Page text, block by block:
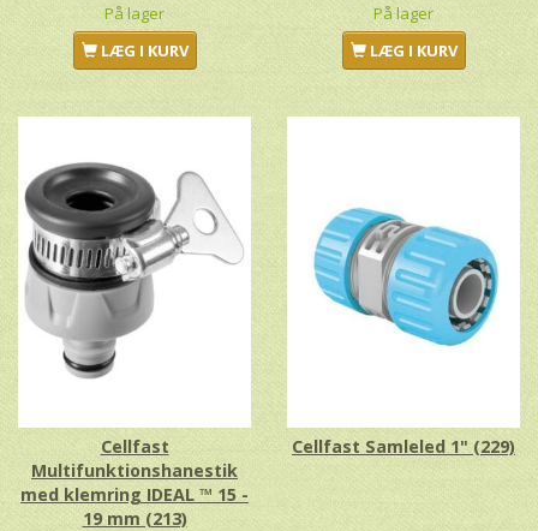
På lager
LÆG I KURV
På lager
LÆG I KURV
Cellfast
Multifunktionshanestik
med klemring IDEAL ™ 15 -
19 mm (213)
Cellfast Samleled 1" (229)